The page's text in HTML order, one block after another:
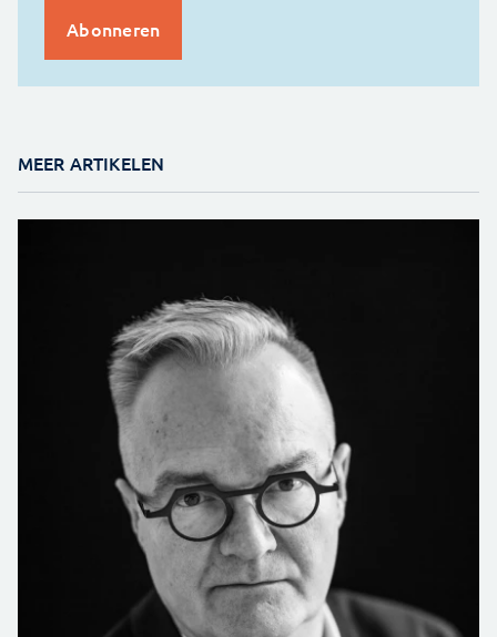
MEER ARTIKELEN